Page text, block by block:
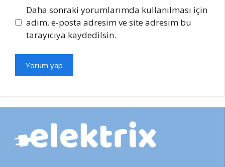
Daha sonraki yorumlarımda kullanılması için
adım, e-posta adresim ve site adresim bu
tarayıcıya kaydedilsin.